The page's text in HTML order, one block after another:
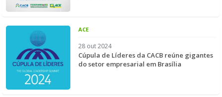
ACE
28 out 2024
Cúpula de Líderes da CACB reúne gigantes
do setor empresarial em Brasília